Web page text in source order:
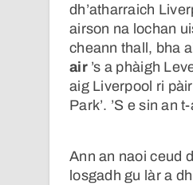
dh’atharraich
airson na lochan
cheann thall, bha
air’s a phàigh
aig Liverpool ri
Park’. ’S e sin an
Ann an naoi ceud
losgadh gu làr a